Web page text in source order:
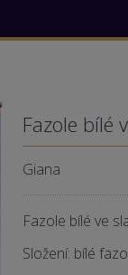
Fazole bílé
Giana
Fazole bílé ve
Složení: bílé